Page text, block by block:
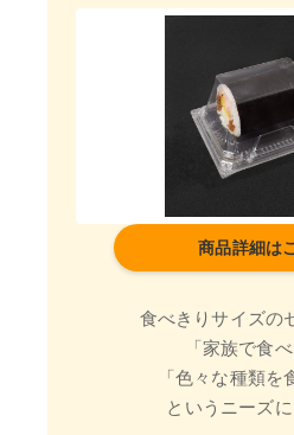
商品詳細は
食べきりサイズの
「家族で食べ
「色々な種類を
というニーズに